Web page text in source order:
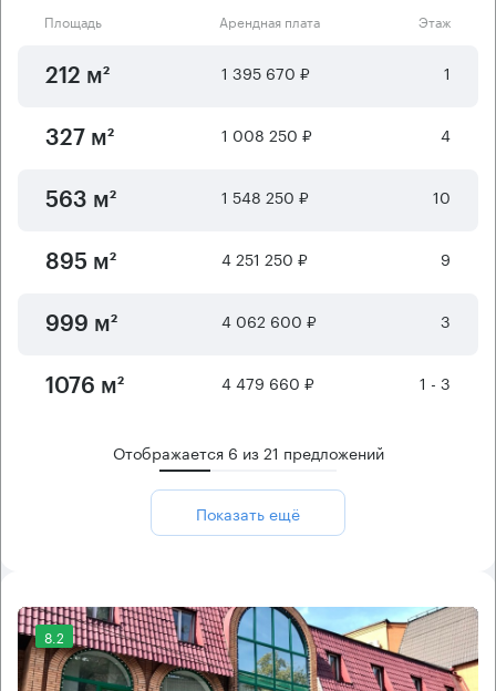
Площадь Арендная плата Этаж
212 м² 1 395 670 ₽ 1
327 м² 1 008 250 ₽ 4
563 м² 1 548 250 ₽ 10
895 м² 4 251 250 ₽ 9
999 м² 4 062 600 ₽ 3
1076 м² 4 479 660 ₽ 1 - 3
Отображается 6 из21 предложений
Показать ещё
8.2